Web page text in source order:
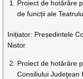
Proiect de hotărâre
de funcții ale
Inițiator: Președintele
Nistor
Proiect de hotărâre
Consiliului Judeţean